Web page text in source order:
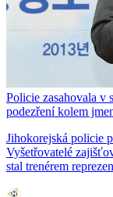
Policie zasahovala v
podezření kolem
Jihokorejská policie
Vyšetřovatelé
stal trenérem